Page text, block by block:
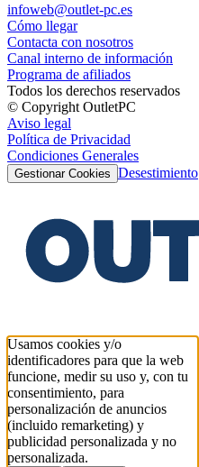
infoweb@outlet-pc.es
Cómo llegar
Contacta con nosotros
Canal interno de información
Programa de afiliados
Todos los derechos reservados
© Copyright OutletPC
Aviso legal
Política de Privacidad
Condiciones Generales
Gestionar Cookies Desestimiento
Usamos cookies y/o
identificadores para que la web
funcione, medir su uso y, con tu
consentimiento, para
personalización de anuncios
(incluido remarketing) y
publicidad personalizada y no
personalizada.